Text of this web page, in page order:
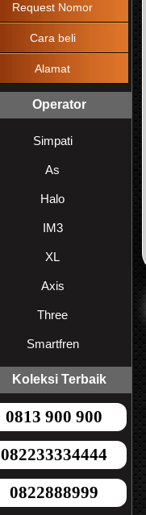
Request Nomor
Cara beli
Alamat
Operator
Simpati
As
Halo
IM3
XL
Axis
Three
Smartfren
Koleksi Terbaik
0813 900 900
082233334444
0822888999